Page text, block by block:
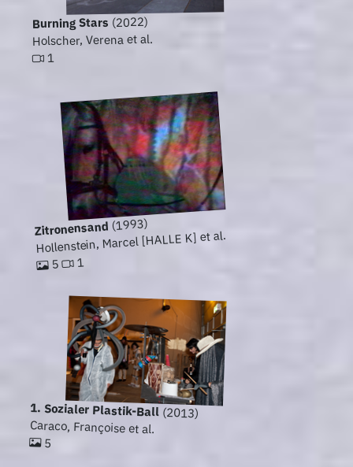
Burning Stars (2022)
Holscher, Verena et al.
1
Zitronensand(1993)
Hollenstein, Marcel [HALLE K] et al.
5 1
1. Sozialer Plastik-Ball(2013)
Caraco, Françoise et al.
5